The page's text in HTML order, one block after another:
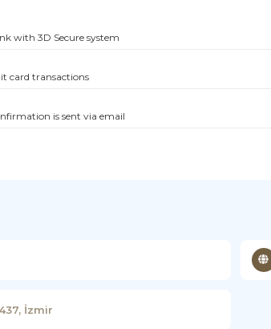
with 3D Secure system
card transactions
is sent via email
İzmir